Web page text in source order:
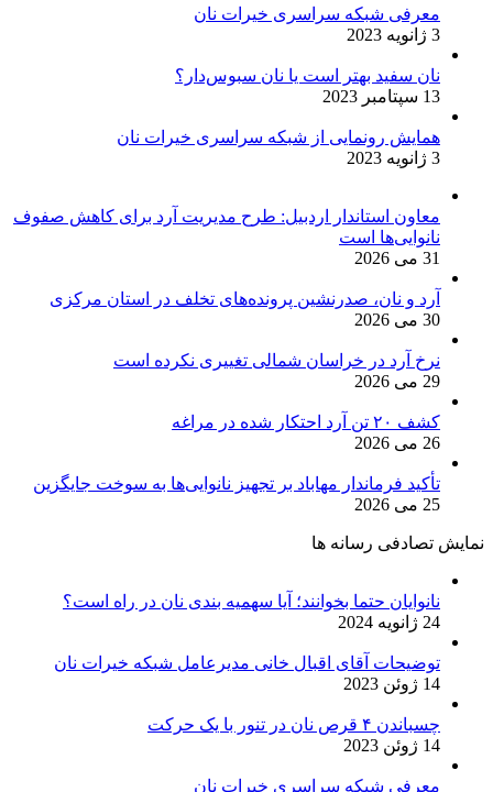
معرفی شبکه سراسری خیرات نان
3 ژانویه 2023
نان سفید بهتر است یا نان سبوس‌دار؟
13 سپتامبر 2023
همایش رونمایی از شبکه سراسری خیرات نان
3 ژانویه 2023
معاون استاندار اردبیل: طرح مدیریت آرد برای کاهش صفوف
نانوایی‌ها است
31 می 2026
آرد و نان، صدرنشین پروند‌ه‌های تخلف در استان مرکزی
30 می 2026
نرخ آرد در خراسان شمالی تغییری نکرده است
29 می 2026
کشف ۲۰ تن آرد احتکار شده در مراغه
26 می 2026
تأکید فرماندار مهاباد بر تجهیز نانوایی‌ها به سوخت جایگزین
25 می 2026
نمایش تصادفی رسانه ها
نانوایان حتما بخوانند؛ آیا سهمیه‌ بندی نان در راه است؟
24 ژانویه 2024
توضیحات آقای اقبال خانی مدیرعامل شبکه خیرات نان
14 ژوئن 2023
چسباندن ۴ قرص نان در تنور با یک حرکت
14 ژوئن 2023
معرفی شبکه سراسری خیرات نان